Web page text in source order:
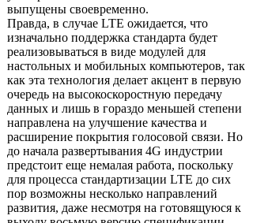
выпущены своевременно.
Правда, в случае LTE ожидается, что
изначально поддержка стандарта будет
реализовываться в виде модулей для
настольных и мобильных компьютеров, так
как эта технология делает акцент в первую
очередь на высокоскоростную передачу
данных и лишь в гораздо меньшей степени
направлена на улучшение качества и
расширение покрытия голосовой связи. Но
до начала развертывания 4G индустрии
предстоит еще немалая работа, поскольку
для процесса стандартизации LTE до сих
пор возможны несколько направлений
развития, даже несмотря на готовящуюся к